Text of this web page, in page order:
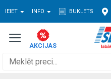
IEIET INFO BUKLETS